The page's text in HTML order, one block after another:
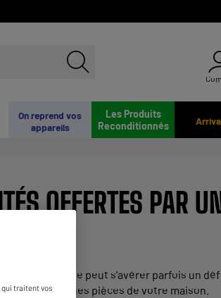
Les Produits
Reconditionnés
On reprend vos
appareils
OFFERTES PAR UN
plus numérique peut s'avérer parfois un
dans certaines pièces de votre maison.
qui traitent vos